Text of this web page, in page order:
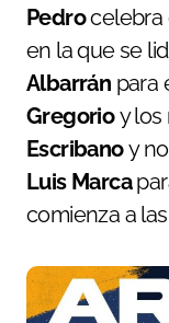
Pedrocelebra
en la que se
Albarrán para
Gregorioy los
Escribanoy
Luis Marca
comienza a